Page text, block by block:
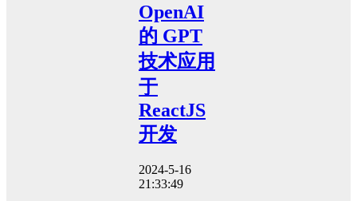
OpenAI
的 GPT
技术应用
于
ReactJS
开发
2024-5-16
21:33:49